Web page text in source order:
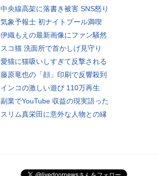
中央線高架に落書き被害 SNS怒り
気象予報士 初ナイトプール満喫
伊織もえの最新画像にファン騒然
スコ猫 洗面所で首かしげ見守り
愛猫に猫吸いしすぎて反撃される
藤原竜也の「顔」印刷で反響殺到
インコの激しい遊び 110万再生
副業でYouTube 収益の現実語った
スリム真栄田に意外な人物との縁